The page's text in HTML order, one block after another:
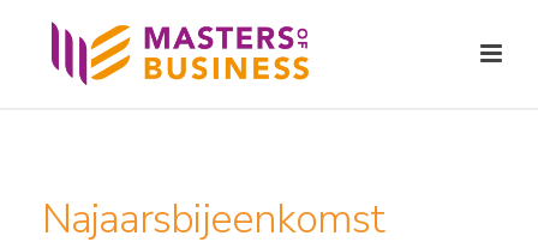
Najaarsbijeenkomst